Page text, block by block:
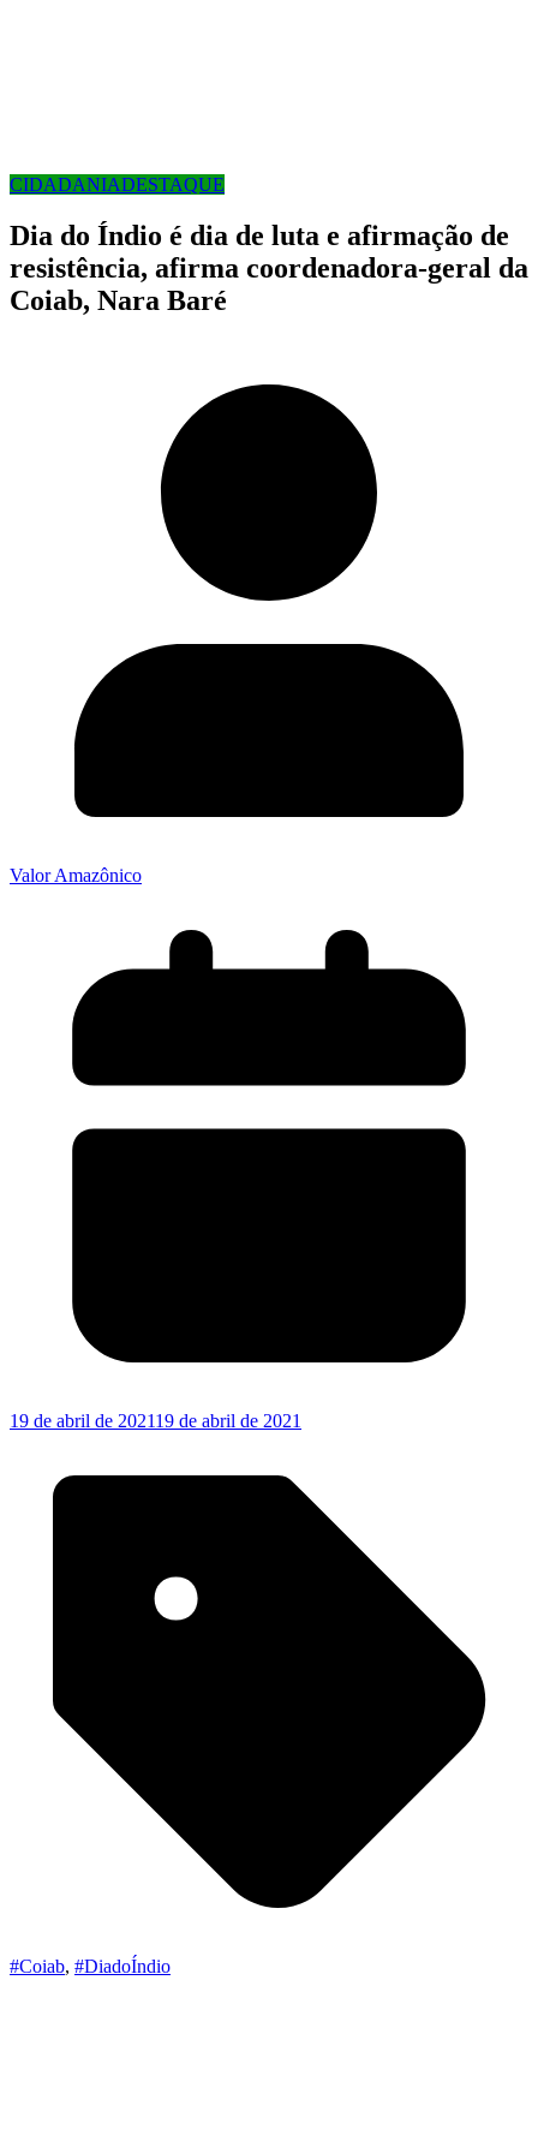
CIDADANIADESTAQUE
Dia do Índio é dia de luta e afirmação de
resistência, afirma coordenadora-geral da
Coiab, Nara Baré
Valor Amazônico
19 de abril de 202119 de abril de 2021
#Coiab, #DiadoÍndio